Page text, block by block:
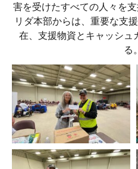
害を受けたすべての人々を
リダ本部からは、重要な支
在、支援物資とキャッシュ
る。